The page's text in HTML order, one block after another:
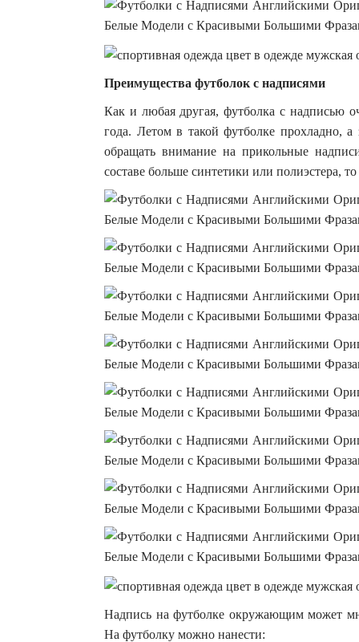
Преимущества футболок с надписями
Как и любая другая, футболка с надписью
года. Летом в такой футболке прохладно,
обращать внимание на прикольные
составе больше синтетики или полиэстера,
Надпись на футболке окружающим может
На футболку можно нанести: